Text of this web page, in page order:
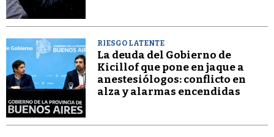
RIESGO LATENTE
La deuda del Gobierno de
Kicillof que pone en jaque a
anestesiólogos: conflicto en
alza y alarmas encendidas